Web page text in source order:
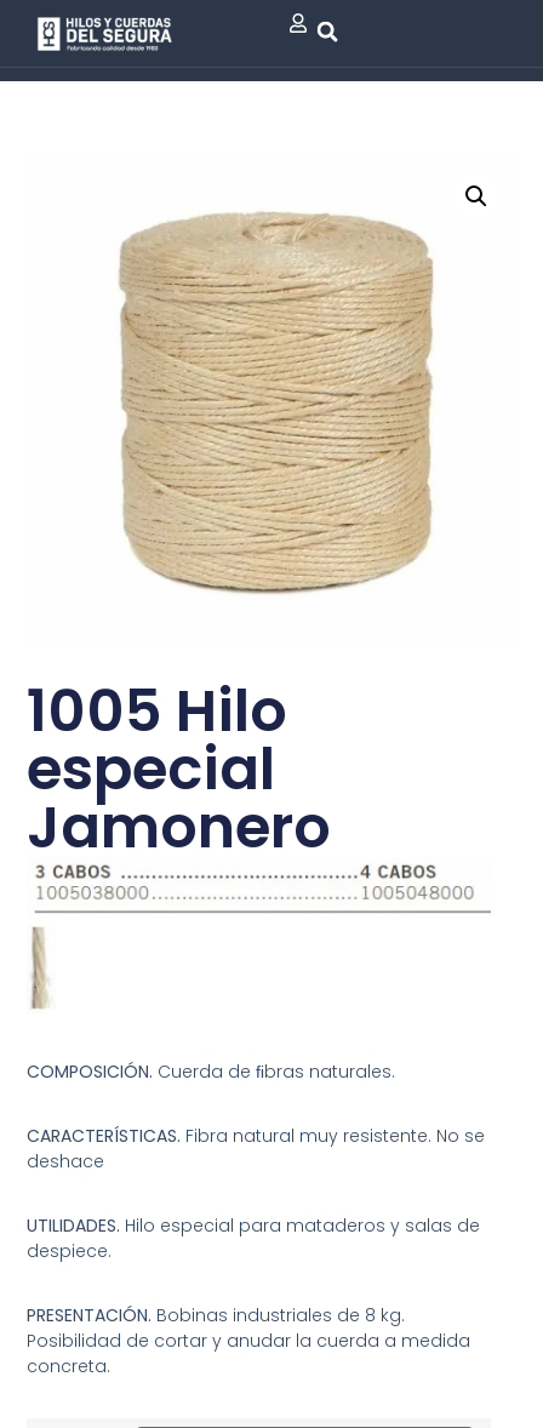
1005 Hilo
especial
Jamonero
COMPOSICIÓN. Cuerda de ﬁbras naturales.
CARACTERÍSTICAS. Fibra natural muy resistente. No se
deshace
UTILIDADES. Hilo especial para mataderos y salas de
despiece.
PRESENTACIÓN. Bobinas industriales de 8 kg.
Posibilidad de cortar y anudar la cuerda a medida
concreta.